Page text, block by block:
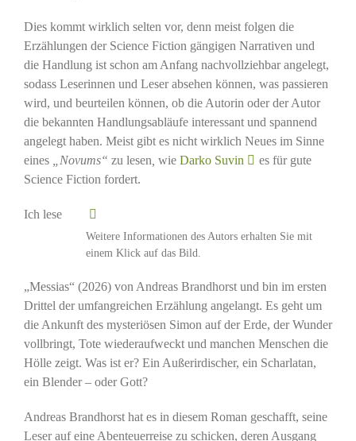
Dies kommt wirklich selten vor, denn meist folgen die
Erzählungen der Science Fiction gängigen Narrativen und
die Handlung ist schon am Anfang nachvollziehbar angelegt,
sodass Leserinnen und Leser absehen können, was passieren
wird, und beurteilen können, ob die Autorin oder der Autor
die bekannten Handlungsabläufe interessant und spannend
angelegt haben. Meist gibt es nicht wirklich Neues im Sinne
eines
„Novums“ zu lesen wie Darko Suvin
es für gute
Science Fiction fordert.
Weitere Informationen des Autors erhalten Sie mit
einem Klick auf das Bild.
Ich lese
„Messias“ (2026) von Andreas Brandhorst und bin im ersten
Drittel der umfangreichen Erzählung angelangt. Es geht um
die Ankunft des mysteriösen Simon auf der Erde, der Wunder
vollbringt, Tote wiederaufweckt und manchen Menschen die
Hölle zeigt. Was ist er? Ein Außerirdischer, ein Scharlatan,
ein Blender – oder Gott?
Andreas Brandhorst hat es in diesem Roman geschafft, seine
Leser auf eine Abenteuerreise zu schicken, deren Ausgang